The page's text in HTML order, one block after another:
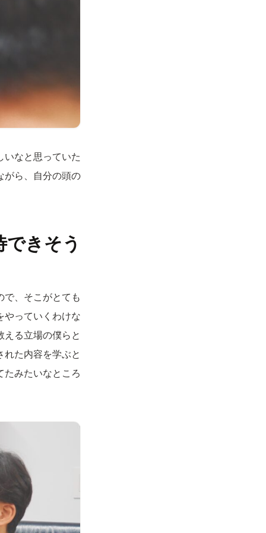
いなと思っていた
がら、自分の頭の
きそう
で、そこがとても
やっていくわけな
る立場の僕らと
た内容を学ぶと
たみたいなところ